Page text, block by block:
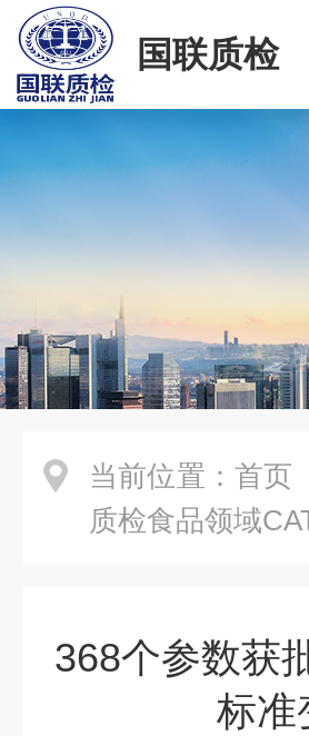
国联质检
当前位置： 首页
质检食品领域
368个参数获
标准